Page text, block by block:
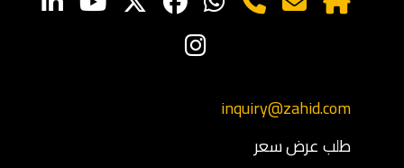
inquiry@zahid.com
طلب عرض سعر